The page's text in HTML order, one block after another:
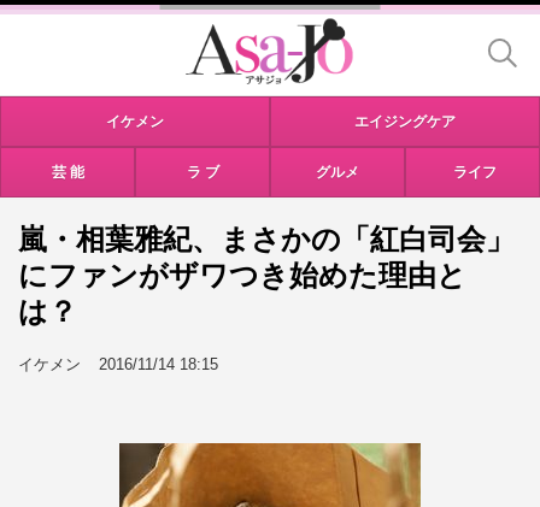
イケメン エイジングケア
芸 能 ラ ブ グルメ ライフ
嵐・相葉雅紀、まさかの「紅白司会」
にファンがザワつき始めた理由と
は？
イケメン 2016/11/14 18:15